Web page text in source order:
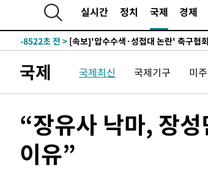
실시간 정치 국제 경제
-12987초 전 >
극한폭염 한풀 꺾이지만…'낮 최고
주 날씨]
-10005초 전 >
-8522초 전 > [속보]'압수수색·성접대 논란' 축구협
2시간 전 >
[속보]뉴욕증시 상승 마감…S&P 0.6%
-32108초 전 >온열질환 사망자 3명 늘어…누적 환
-22160초 전 >백운산서 80년근 천종산삼 9뿌리 발
-19870초 전 >선재도서 해루질 나섰다 실종 60대, 닷
-17404초 전 >
국제 국제최신 국제기구 미주
“장유사 낙마, 장
이유”